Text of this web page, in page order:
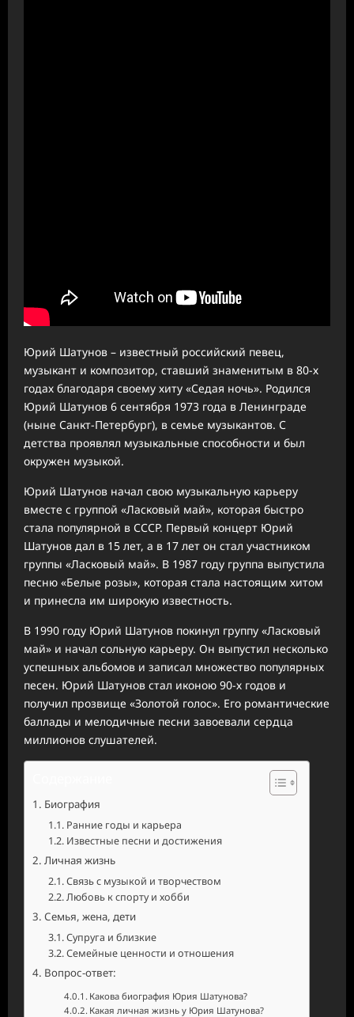
Юрий Шатунов – известный российский певец,
музыкант и композитор, ставший знаменитым в 80-х
годах благодаря своему хиту «Седая ночь». Родился
Юрий Шатунов 6 сентября 1973 года в Ленинграде
(ныне Санкт-Петербург), в семье музыкантов. С
детства проявлял музыкальные способности и был
окружен музыкой.
Юрий Шатунов начал свою музыкальную карьеру
вместе с группой «Ласковый май», которая быстро
стала популярной в СССР. Первый концерт Юрий
Шатунов дал в 15 лет, а в 17 лет он стал участником
группы «Ласковый май». В 1987 году группа выпустила
песню «Белые розы», которая стала настоящим хитом
и принесла им широкую известность.
В 1990 году Юрий Шатунов покинул группу «Ласковый
май» и начал сольную карьеру. Он выпустил несколько
успешных альбомов и записал множество популярных
песен. Юрий Шатунов стал иконою 90-х годов и
получил прозвище «Золотой голос». Его романтические
баллады и мелодичные песни завоевали сердца
миллионов слушателей.
Биография
Ранние годы и карьера
Известные песни и достижения
Личная жизнь
Связь с музыкой и творчеством
Любовь к спорту и хобби
Семья, жена, дети
Супруга и близкие
Семейные ценности и отношения
Вопрос-ответ:
Какова биография Юрия Шатунова?
Какая личная жизнь у Юрия Шатунова?